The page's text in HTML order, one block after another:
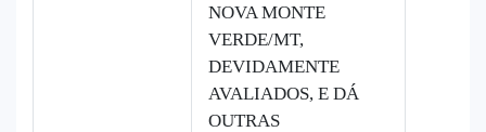
NOVA MONTE
VERDE/MT,
DEVIDAMENTE
AVALIADOS, E DÁ
OUTRAS